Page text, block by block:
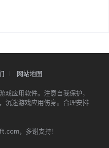
网站地图
戏应用软件。注意自我保护，
沉迷游戏应用伤身。合理安排
，多谢支持！